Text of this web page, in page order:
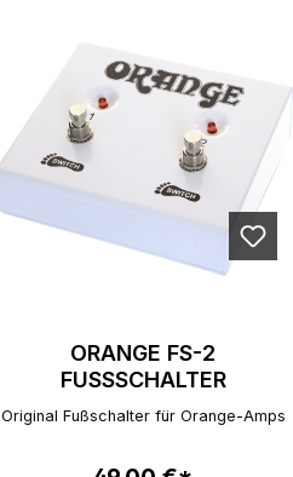
ORANGE FS-2
FUSSSCHALTER
Original Fußschalter für Orange-Amps